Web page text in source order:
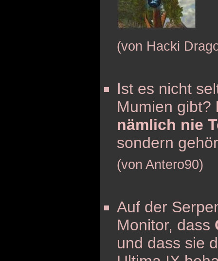
(von Hacki
Ist es nicht
Mumien gibt?
nämlich nie
sondern
(von Antero90)
Auf der
Monitor, dass
und dass sie